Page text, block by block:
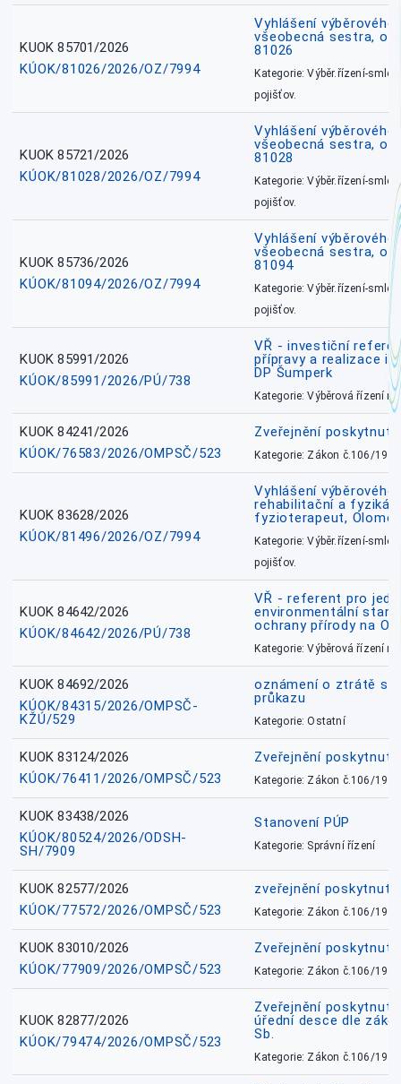
KUOK 85701/2026
KÚOK/81026/2026/OZ/7994
Vyhlášení
všeobecná sestra,
81026
Kategorie: Výběr.řízení-
pojišťov.
KUOK 85721/2026
KÚOK/81028/2026/OZ/7994
Vyhlášení
všeobecná sestra,
81028
Kategorie: Výběr.řízení-
pojišťov.
KUOK 85736/2026
KÚOK/81094/2026/OZ/7994
Vyhlášení
všeobecná sestra,
81094
Kategorie: Výběr.řízení-
pojišťov.
KUOK 85991/2026
KÚOK/85991/2026/PÚ/738
VŘ - investiční
přípravy a realizace
DP Šumperk
Kategorie: Výběrová řízení
KUOK 84241/2026
KÚOK/76583/2026/OMPSČ/523
Zveřejnění
Kategorie: Zákon č.106/1999
KUOK 83628/2026
KÚOK/81496/2026/OZ/7994
Vyhlášení
rehabilitační a
fyzioterapeut,
Kategorie: Výběr.řízení-
pojišťov.
KUOK 84642/2026
KÚOK/84642/2026/PÚ/738
VŘ - referent pro
environmentální
ochrany přírody na
Kategorie: Výběrová řízení
KUOK 84692/2026
KÚOK/84315/2026/OMPSČ-
KŽÚ/529
oznámení o ztrátě
průkazu
Kategorie: Ostatní
KUOK 83124/2026
KÚOK/76411/2026/OMPSČ/523
Zveřejnění
Kategorie: Zákon č.106/1999
KUOK 83438/2026
KÚOK/80524/2026/ODSH-
SH/7909
Stanovení PÚP
Kategorie: Správní řízení
KUOK 82577/2026
KÚOK/77572/2026/OMPSČ/523
zveřejnění
Kategorie: Zákon č.106/1999
KUOK 83010/2026
KÚOK/77909/2026/OMPSČ/523
Zveřejnění
Kategorie: Zákon č.106/1999
KUOK 82877/2026
KÚOK/79474/2026/OMPSČ/523
Zveřejnění
úřední desce dle
Sb.
Kategorie: Zákon č.106/1999